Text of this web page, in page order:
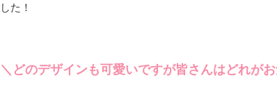
した！
＼どのデザインも可愛いですが皆さんはどれが